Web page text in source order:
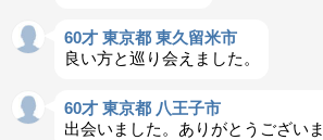
60才 東京都 東久留米市
良い方と巡り会えました。
60才 東京都 八王子市
出会いました。ありがとうございま